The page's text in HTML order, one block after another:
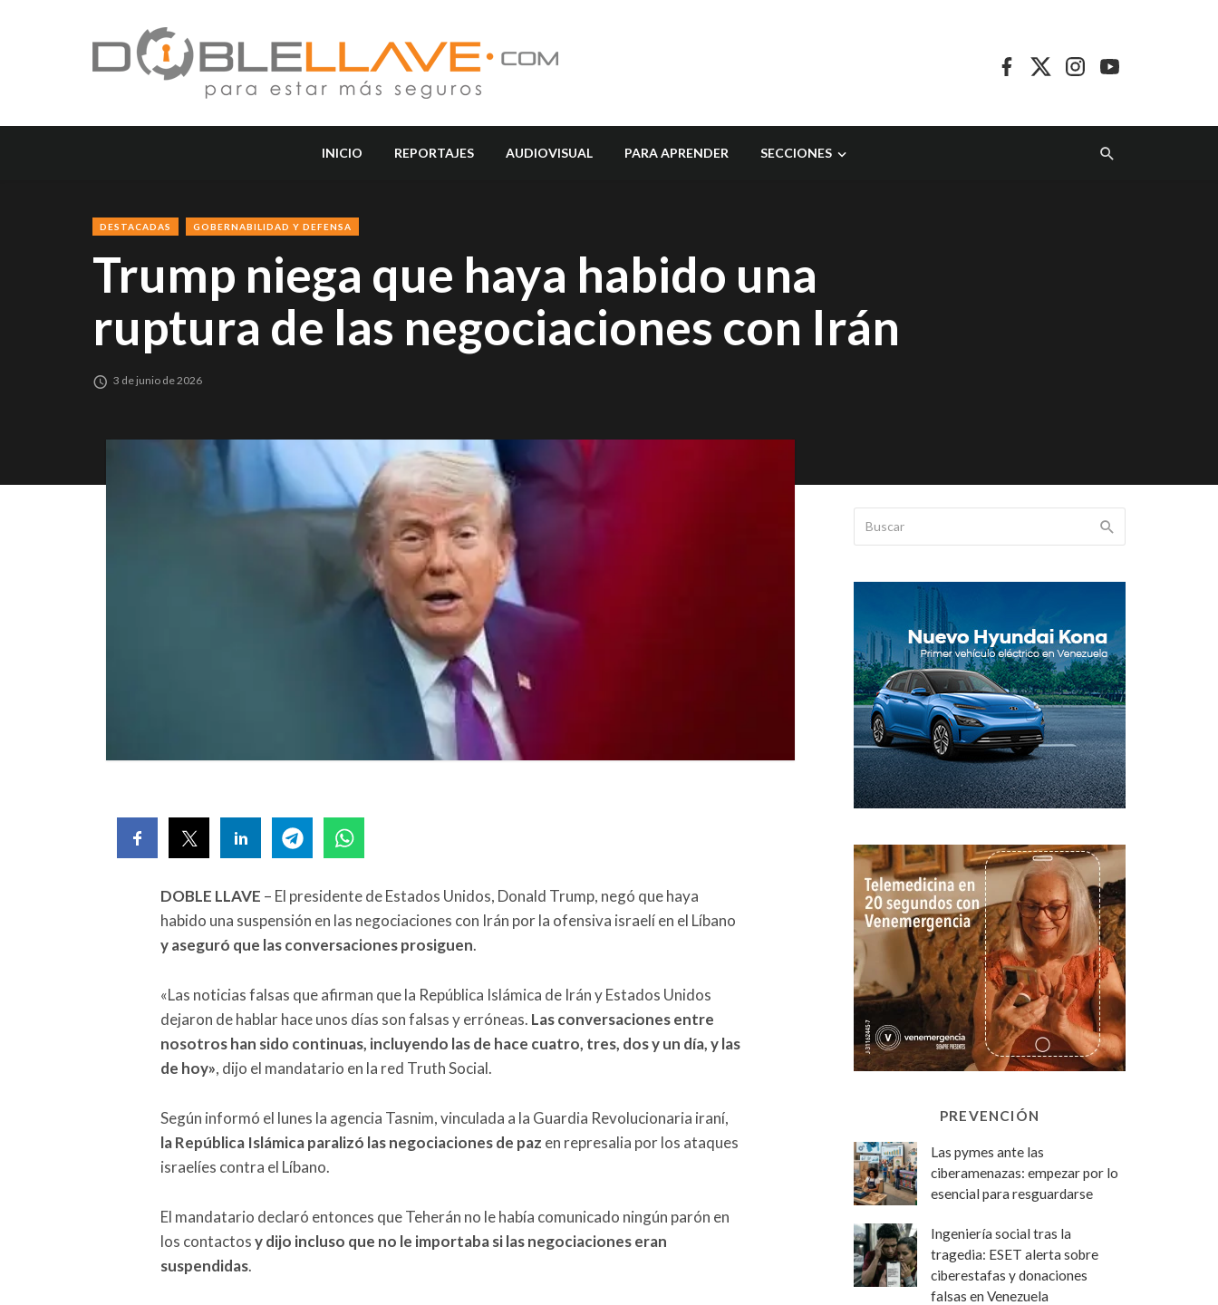
INICIO REPORTAJES AUDIOVISUAL PARA APRENDER SECCIONES
DESTACADAS GOBERNABILIDAD Y DEFENSA
Trump niega que haya habido una
ruptura de las negociaciones con Irán
3 de junio de 2026
DOBLE LLAVE – El presidente de Estados Unidos, Donald Trump, negó que haya
habido una suspensión en las negociaciones con Irán por la ofensiva israelí en el Líbano
y aseguró que las conversaciones prosiguen.
«Las noticias falsas que afirman que la República Islámica de Irán y Estados Unidos
dejaron de hablar hace unos días son falsas y erróneas. Las conversaciones entre
nosotros han sido continuas, incluyendo las de hace cuatro, tres, dos y un día, y las
de hoy», dijo el mandatario en la red Truth Social.
Según informó el lunes la agencia Tasnim, vinculada a la Guardia Revolucionaria iraní,
la República Islámica paralizó las negociaciones de paz en represalia por los ataques
israelíes contra el Líbano.
El mandatario declaró entonces que Teherán no le había comunicado ningún parón en
los contactosy dijo incluso que no le importaba si las negociaciones eran
suspendidas.
PREVENCIÓN
Las pymes ante las
ciberamenazas: empezar por lo
esencial para resguardarse
Ingeniería social tras la
tragedia: ESET alerta sobre
ciberestafas y donaciones
falsas en Venezuela